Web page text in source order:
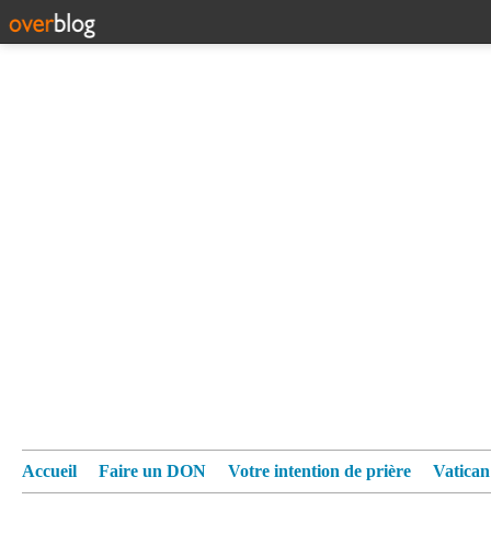
Accueil Faire un DON Votre intention de prière